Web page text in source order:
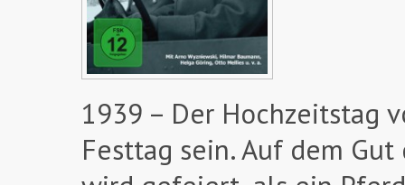
1939 – Der Hochzeitstag
Festtag sein. Auf dem